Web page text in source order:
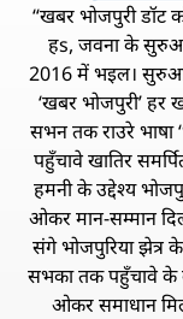
“खबर भोजपुरी डॉट
हs, जवना के
2016 में भइल।
‘खबर भोजपुरी’
सभन तक राउरे भाषा
पहुँचावे खातिर
हमनी के उद्देश्य
ओकर मान-सम्मान
संगे भोजपुरिया झेत्र
सभका तक पहुँचावे के
ओकर समाधान